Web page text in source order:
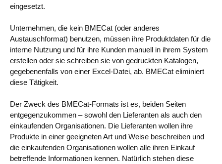
Microsoft Dynamics 365 Business Central
Shopify Integration mit Pimics
Sana Commerce
Partner
Ressourcen
Blog
eingesetzt.
Unternehmen, die kein BMECat (oder anderes
Austauschformat) benutzen, müssen ihre Produktdaten für die
interne Nutzung und für ihre Kunden manuell in ihrem System
erstellen oder sie schreiben sie von gedruckten Katalogen,
gegebenenfalls von einer Excel-Datei, ab. BMECat eliminiert
diese Tätigkeit.
Der Zweck des BMECat-Formats ist es, beiden Seiten
entgegenzukommen – sowohl den Lieferanten als auch den
einkaufenden Organisationen. Die Lieferanten wollen ihre
Produkte in einer geeigneten Art und Weise beschreiben und
die einkaufenden Organisationen wollen alle ihren Einkauf
betreffende Informationen kennen. Natürlich stehen diese